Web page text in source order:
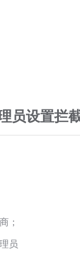
员设置拦
；
员